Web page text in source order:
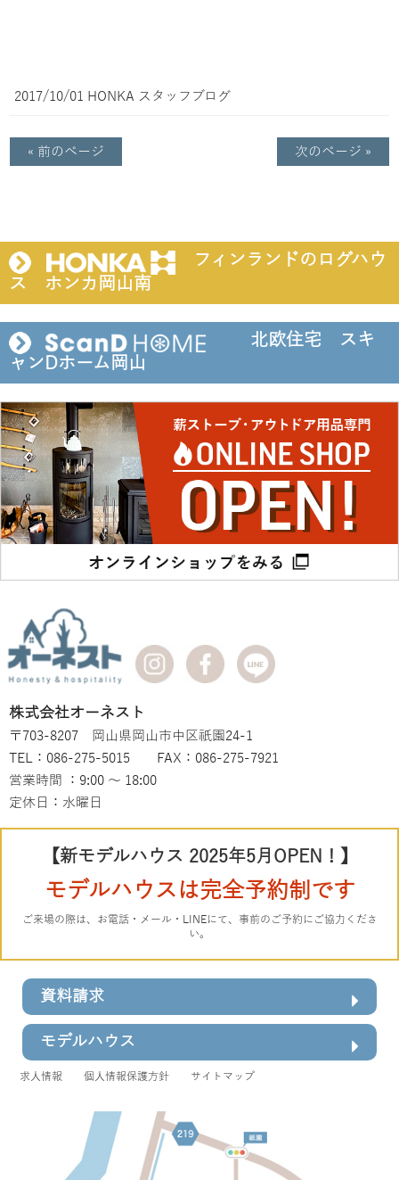
2017/10/01 HONKA スタッフブログ
« 前のページ 次のページ »
フィンランドのログハウ
ス ホンカ岡山南
北欧住宅 スキ
ャンDホーム岡山
株式会社オーネスト
〒703-8207 岡山県岡山市中区祇園24-1
TEL：086-275-5015 FAX：086-275-7921
営業時間 ：9:00 ～ 18:00
定休日：水曜日
【新モデルハウス 2025年5月OPEN！】
モデルハウスは完全予約制です
ご来場の際は、お電話・メール・LINEにて、事前のご予約にご協力くださ
い。
資料請求
モデルハウス
求人情報 個人情報保護方針 サイトマップ